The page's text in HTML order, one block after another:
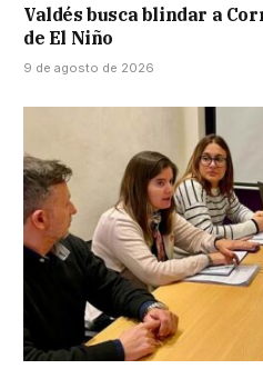
Valdés busca blindar a
de El Niño
9 de agosto de 2026